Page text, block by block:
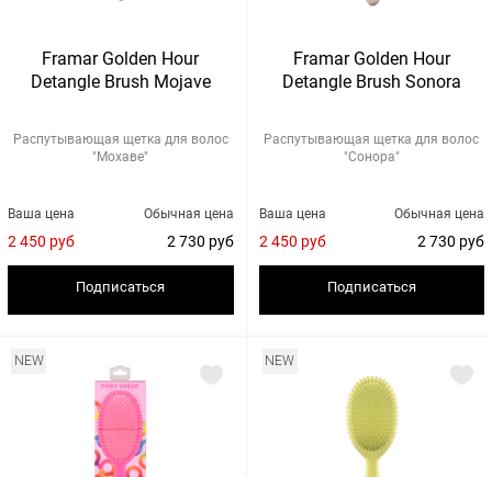
Framar Golden Hour
Detangle Brush Mojave
Распутывающая щетка для волос
"Мохаве"
Обычная цена
2 730 руб
Ваша цена
2 450 руб
Подписаться
Framar Golden Hour
Detangle Brush Sonora
Распутывающая щетка для волос
"Сонора"
Обычная цена
2 730 руб
Ваша цена
2 450 руб
Подписаться
NEW NEW